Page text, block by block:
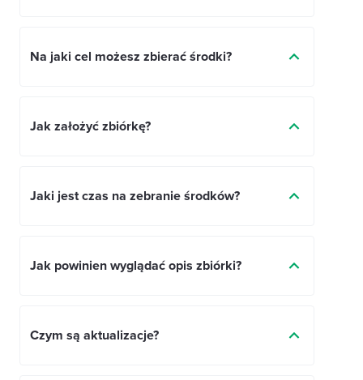
Na jaki cel możesz zbierać środki?
Jak założyć zbiórkę?
Jaki jest czas na zebranie środków?
Jak powinien wyglądać opis zbiórki?
Czym są aktualizacje?